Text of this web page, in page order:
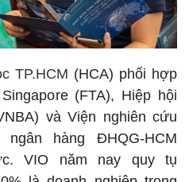
TP.HCM (HCA) phối hợp
(FTA), Hiệp hội
và Viện nghiên cứu
hàng ĐHQG-HCM
VIO năm nay quy tụ